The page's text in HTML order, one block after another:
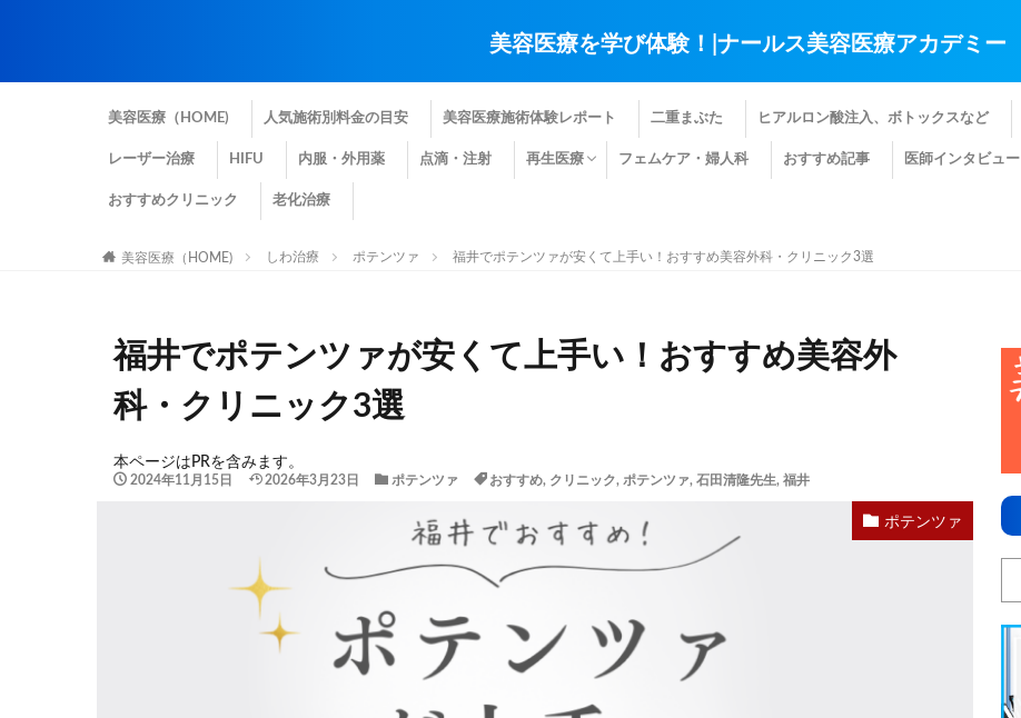
美容医療を学び体験！|ナールス美容医療アカデミー
美容医療（HOME) 人気施術別料金の目安 美容医療施術体験レポート 二重まぶた ヒアルロン酸注入、ボトックスなど
レーザー治療 HIFU 内服・外用薬 点滴・注射 再生医療 フェムケア・婦人科 おすすめ記事 医師インタビュー
おすすめクリニック 老化治療
美容医療（HOME) しわ治療 ポテンツァ 福井でポテンツァが安くて上手い！おすすめ美容外科・クリニック3選
福井でポテンツァが安くて上手い！おすすめ美容外
科・クリニック3選
本ページはPRを含みます。
2024年11月15日 2026年3月23日 ポテンツァ おすすめ, クリニック, ポテンツァ, 石田清隆先生, 福井
ポテンツァ